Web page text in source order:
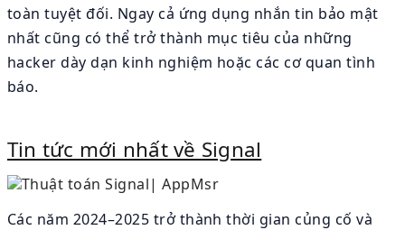
toàn tuyệt đối. Ngay cả ứng dụng nhắn tin bảo mật
nhất cũng có thể trở thành mục tiêu của những
hacker dày dạn kinh nghiệm hoặc các cơ quan tình
báo.
Tin tức mới nhất về Signal
Các năm 2024–2025 trở thành thời gian củng cố và